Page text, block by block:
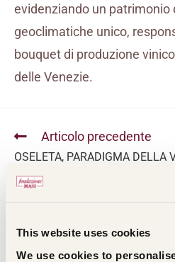
This website uses cookies
We use cookies to
evidenziando un patrimonio
geoclimatiche unico,
bouquet di produzione
delle Venezie.
Articolo precedente
OSELETA, PARADIGMA DELLA
VENEZIE
TECNICHE